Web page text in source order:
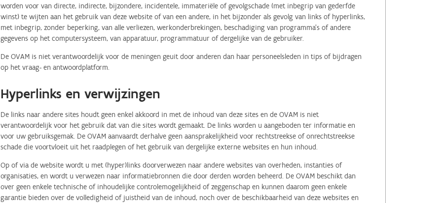
worden voor van directe, indirecte, bijzondere, incidentele, immateriële of gevolgschade (met inbegrip van gederfde
winst) te wijten aan het gebruik van deze website of van een andere, in het bijzonder als gevolg van links of hyperlinks,
met inbegrip, zonder beperking, van alle verliezen, werkonderbrekingen, beschadiging van programma's of andere
gegevens op het computersysteem, van apparatuur, programmatuur of dergelijke van de gebruiker.
De OVAM is niet verantwoordelijk voor de meningen geuit door anderen dan haar personeelsleden in tips of bijdragen
op het vraag- en antwoordplatform.
Hyperlinks en verwijzingen
De links naar andere sites houdt geen enkel akkoord in met de inhoud van deze sites en de OVAM is niet
verantwoordelijk voor het gebruik dat van die sites wordt gemaakt. De links worden u aangeboden ter informatie en
voor uw gebruiksgemak. De OVAM aanvaardt derhalve geen aansprakelijkheid voor rechtstreekse of onrechtstreekse
schade die voortvloeit uit het raadplegen of het gebruik van dergelijke externe websites en hun inhoud.
Op of via de website wordt u met (hyper)links doorverwezen naar andere websites van overheden, instanties of
organisaties, en wordt u verwezen naar informatiebronnen die door derden worden beheerd. De OVAM beschikt dan
over geen enkele technische of inhoudelijke controlemogelijkheid of zeggenschap en kunnen daarom geen enkele
garantie bieden over de volledigheid of juistheid van de inhoud, noch over de beschikbaarheid van deze websites en